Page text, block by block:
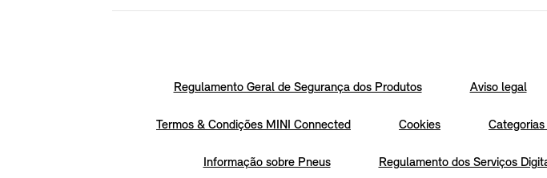
Regulamento Geral de Segurança dos Produtos Aviso legal
Termos & Condições MINI Connected Cookies
Informação sobre Pneus Regulamento dos Serviços